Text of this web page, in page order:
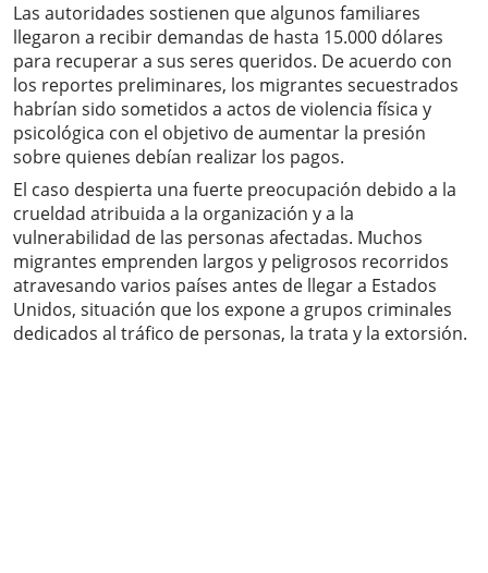
Las autoridades sostienen que algunos familiares
llegaron a recibir demandas de hasta 15.000 dólares
para recuperar a sus seres queridos. De acuerdo con
los reportes preliminares, los migrantes secuestrados
habrían sido sometidos a actos de violencia física y
psicológica con el objetivo de aumentar la presión
sobre quienes debían realizar los pagos.
El caso despierta una fuerte preocupación debido a la
crueldad atribuida a la organización y a la
vulnerabilidad de las personas afectadas. Muchos
migrantes emprenden largos y peligrosos recorridos
atravesando varios países antes de llegar a Estados
Unidos, situación que los expone a grupos criminales
dedicados al tráfico de personas, la trata y la extorsión.